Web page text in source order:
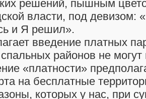
решений, пышным
власти, под девизом:
и Я решил».
введение платных
районов не
«платности»
на бесплатные
которых у нас, при